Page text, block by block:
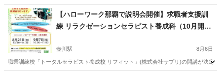
【ハローワーク那覇で説明会開催】求職者支援訓
練 リラクゼーションセラピスト養成科（10月開
壺川駅 8月6日
職業訓練校「トータルセラピスト養成校 リフィット」(株式会社サプリ)の開講が決定